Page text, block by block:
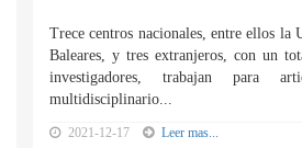
Trece centros nacionales, entre ellos la
Baleares, y tres extranjeros, con un
investigadores, trabajan para
multidisciplinario...
2021-12-17 Leer mas...